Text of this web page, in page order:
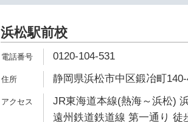
浜松駅前校
0120-104-531
静岡県浜松市中区鍛冶町
JR東海道本線(熱海～浜松)
遠州鉄道鉄道線 第一通り 徒